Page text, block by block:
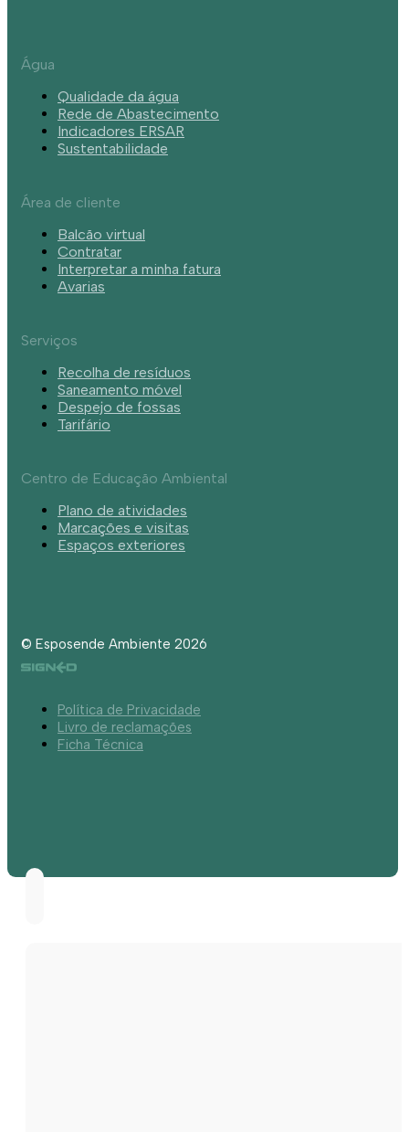
Água
Qualidade da água
Rede de Abastecimento
Indicadores ERSAR
Sustentabilidade
Área de cliente
Balcão virtual
Contratar
Interpretar a minha fatura
Avarias
Serviços
Recolha de resíduos
Saneamento móvel
Despejo de fossas
Tarifário
Centro de Educação Ambiental
Plano de atividades
Marcações e visitas
Espaços exteriores
© Esposende Ambiente 2026
Política de Privacidade
Livro de reclamações
Ficha Técnica